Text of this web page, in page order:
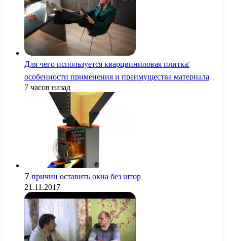
Для чего используется кварцвиниловая плитка:
особенности применения и преимущества материала
7 часов назад
7 причин оставить окна без штор
21.11.2017